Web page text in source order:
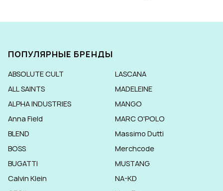
ПОПУЛЯРНЫЕ БРЕНДЫ
ABSOLUTE CULT
ALL SAINTS
ALPHA INDUSTRIES
Anna Field
BLEND
BOSS
BUGATTI
Calvin Klein
LASCANA
MADELEINE
MANGO
MARC O'POLO
Massimo Dutti
Merchcode
MUSTANG
NA-KD